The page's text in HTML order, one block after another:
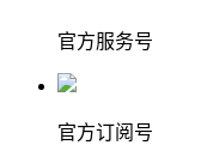
官方服务号
官方订阅号